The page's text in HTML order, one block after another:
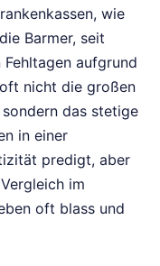
wie
Barmer, seit
aufgrund
nicht die großen
das stetige
in einer
predigt, aber
im
oft blass und